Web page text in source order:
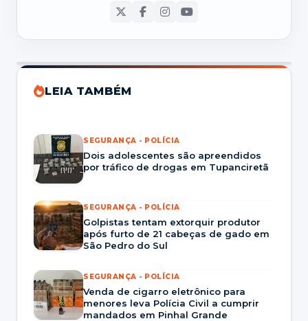
LEIA TAMBÉM
SEGURANÇA - POLÍCIA
Dois adolescentes são apreendidos
por tráfico de drogas em Tupanciretã
SEGURANÇA - POLÍCIA
Golpistas tentam extorquir produtor
após furto de 21 cabeças de gado em
São Pedro do Sul
SEGURANÇA - POLÍCIA
Venda de cigarro eletrônico para
menores leva Polícia Civil a cumprir
mandados em Pinhal Grande